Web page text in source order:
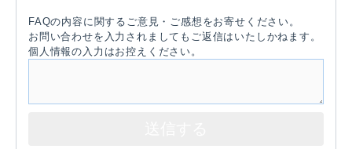
FAQの内容に関するご意見・ご感想をお寄せください。
お問い合わせを入力されましてもご返信はいたしかねます。
個人情報の入力はお控えください。